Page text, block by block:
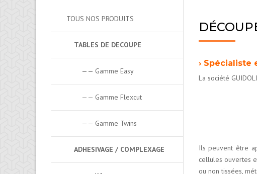
TOUS NOS PRODUITS
TABLES DE DECOUPE
—— Gamme Easy
—— Gamme Flexcut
—— Gamme Twins
ADHESIVAGE / COMPLEXAGE
› Spécialiste
La société
Ils peuvent être
cellules ouvertes
ou non tissées,